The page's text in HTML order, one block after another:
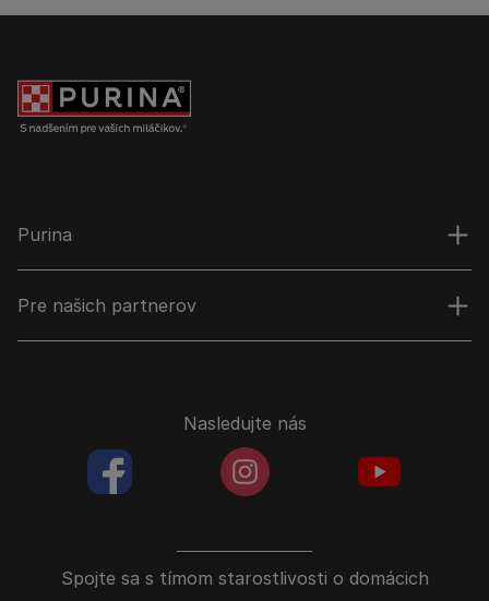
Purina
Pre našich partnerov
Spojte sa s tímom starostlivosti o domácich
Nasledujte nás
facebookColoredinstagramColored